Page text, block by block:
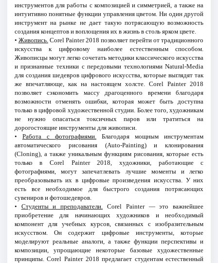
инструментов для работы с композицией и симметрией, а также на
интуитивно понятные функции управления цветом. Ни один другой
инструмент на рынке не дает такую потрясающую возможность
создания концептов и воплощения их в жизнь в столь ярком цвете.
• Живопись. Corel Painter 2018 позволяет перейти от традиционного
искусства к цифровому наиболее естественным способом.
Живописцы могут легко сочетать методики классического искусства
и признанные техники с передовыми технологиями Natural-Media
для создания шедевров цифрового искусства, которые выглядят так
же впечатляюще, как на настоящем холсте. Corel Painter 2018
позволяет сэкономить массу драгоценного времени благодаря
возможности отменять ошибки, которая может быть доступна
только в цифровой художественной студии. Более того, художникам
не нужно опасаться токсичных паров или тратиться на
дорогостоящие инструменты для живописи.
• Работа с фотографиями.
Благодаря мощным инструментам
автоматического рисования (Auto-Painting) и клонирования
(Cloning), а также уникальным функциям рисования, которые есть
только в Corel Painter 2018, художники, работающие с
фотографиями, могут запечатлевать лучшие моменты и легко
преобразовывать их в цифровые произведения искусства. У них
есть все необходимое для быстрого создания потрясающих
сувениров и фотошедевров.
• Студенты и преподаватели.
Corel Painter — это важнейшее
приобретение для начинающих художников и необходимый
компонент для учебных курсов, связанных с изобразительным
искусством. Он содержит цифровые инструменты, которые
моделируют реальные аналоги, а также функции перспективы и
композиции, упрощающие некоторые базовые художественные
принципы. Corel Painter 2018 предлагает студентам естественный